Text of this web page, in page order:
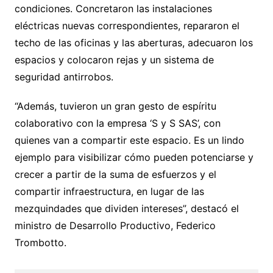
condiciones. Concretaron las instalaciones
eléctricas nuevas correspondientes, repararon el
techo de las oficinas y las aberturas, adecuaron los
espacios y colocaron rejas y un sistema de
seguridad antirrobos.
“Además, tuvieron un gran gesto de espíritu
colaborativo con la empresa ‘S y S SAS’, con
quienes van a compartir este espacio. Es un lindo
ejemplo para visibilizar cómo pueden potenciarse y
crecer a partir de la suma de esfuerzos y el
compartir infraestructura, en lugar de las
mezquindades que dividen intereses”, destacó el
ministro de Desarrollo Productivo, Federico
Trombotto.